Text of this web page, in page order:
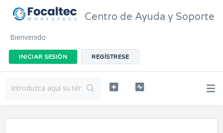
Centro de Ayuda y Soporte
Bienvenido
INICIAR SESIÓN REGÍSTRESE